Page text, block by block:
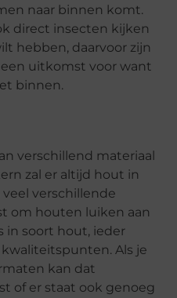
naar binnen komt.
direct insecten kijken
hebben, daarvoor zijn
uitkomst voor want
binnen.
verschillend materiaal
zal er altijd hout in
verschillende
om houten luiken aan
in soort hout, ieder
Als je
kan dat
of er staat ook genoeg